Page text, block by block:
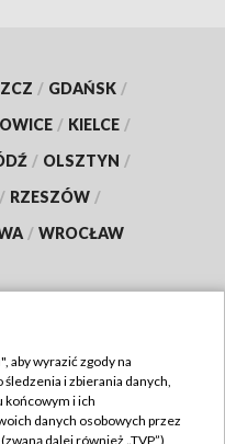
/ GDAŃSK /
/ KIELCE /
/ OLSZTYN /
/ RZESZÓW /
/ WROCŁAW
TVP
aby wyrazić zgody na
i zbierania danych,
końcowym i ich
danych osobowych przez
dalej również „TVP”),